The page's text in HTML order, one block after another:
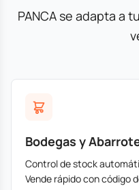
PANCA se adapta a
Bodegas y
Control de stock
Vende rápido con código